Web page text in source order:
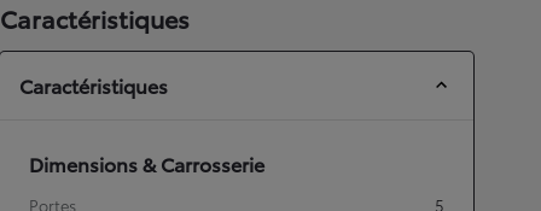
Caractéristiques
Caractéristiques
Dimensions & Carrosserie
Portes
5